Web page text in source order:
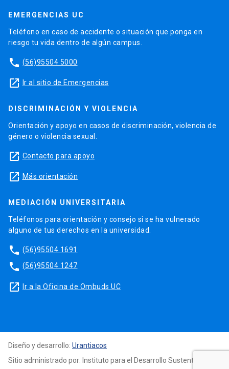
EMERGENCIAS UC
Teléfono en caso de accidente o situación que ponga en
riesgo tu vida dentro de algún campus.
phone (56)95504 5000
launch Ir al sitio de Emergencias
DISCRIMINACIÓN Y VIOLENCIA
Orientación y apoyo en casos de discriminación, violencia de
género o violencia sexual.
launch Contacto para apoyo
launch Más orientación
MEDIACIÓN UNIVERSITARIA
Teléfonos para orientación y consejo si se ha vulnerado
alguno de tus derechos en la universidad.
phone (56)95504 1691
phone (56)95504 1247
launch Ir a la Oficina de Ombuds UC
Diseño y desarrollo: Urantiacos
Sitio administrado por: Instituto para el Desarrollo Sustentable